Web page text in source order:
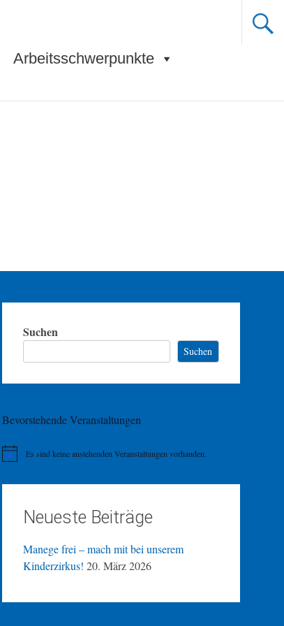
Arbeitsschwerpunkte
Suchen
Suchen
Bevorstehende Veranstaltungen
HinweisEs sind keine anstehenden Veranstaltungen vorhanden.
Neueste Beiträge
Manege frei – mach mit bei unserem
Kinderzirkus! 20. März 2026